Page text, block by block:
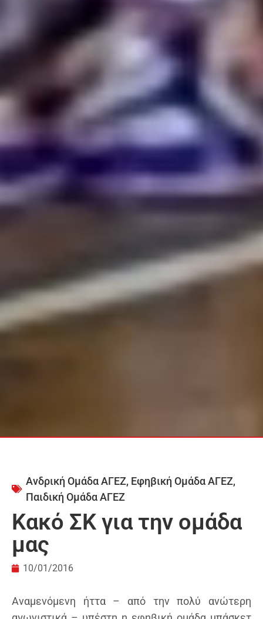
Ανδρική Ομάδα ΑΓΕΖ, Εφηβική Ομάδα ΑΓΕΖ,
Παιδική Ομάδα ΑΓΕΖ
Κακό ΣΚ για την ομάδα
μας
10/01/2016
Αναμενόμενη ήττα – από την πολύ ανώτερη